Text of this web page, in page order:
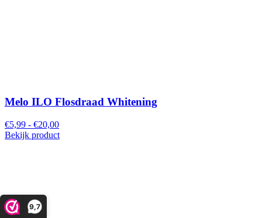
9,7
Melo ILO Flosdraad Whitening
€5,99 - €20,00
Bekijk product